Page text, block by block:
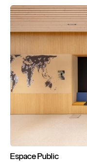
EspacePublic